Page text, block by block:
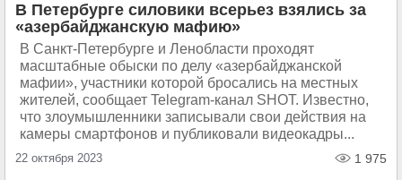
В Петербурге силовики всерьез взялись за
«азербайджанскую мафию»
В Санкт-Петербурге и Ленобласти проходят
масштабные обыски по делу «азербайджанской
мафии», участники которой бросались на местных
жителей, сообщает Telegram-канал SHOT. Известно,
что злоумышленники записывали свои действия на
камеры смартфонов и публиковали видеокадры...
22 октября 2023 1 975